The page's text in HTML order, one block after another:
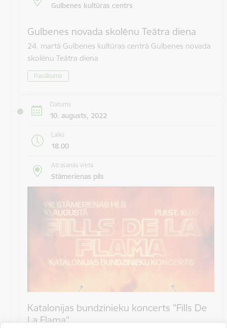
Gulbenes kultūras centrs
Gulbenes novada skolēnu Teātra diena
24. martā Gulbenes kultūras centrā Gulbenes novada
skolēnu Teātra diena
Pasākums
Datums
10. augusts, 2022
Laiks
18.00
Atrašanās vieta
Stāmerienas pils
Katalonijas bundzinieku koncerts "Fills De
La Flama"